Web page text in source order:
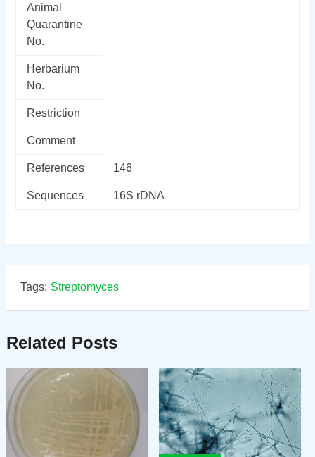
Animal
Quarantine
No.
Herbarium
No.
Restriction
Comment
References 146
Sequences 16S rDNA
Tags: Streptomyces
Related Posts